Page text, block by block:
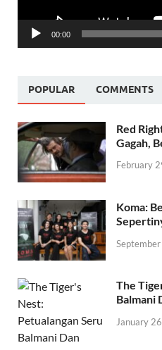
00:00
POPULAR COMMENTS
Red
Gagah,
February
Koma:
The
Balmani
January